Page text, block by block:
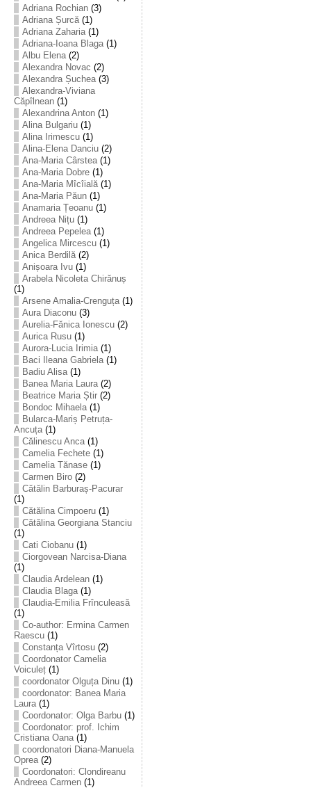
Adriana Rochian(3)
Adriana Șurcă(1)
Adriana Zaharia(1)
Adriana-Ioana Blaga(1)
Albu Elena(2)
Alexandra Novac (2)
Alexandra Șuchea(3)
Alexandra-Viviana
Căpîlnean(1)
Alexandrina Anton(1)
Alina Bulgariu(1)
Alina Irimescu(1)
Alina-Elena Danciu(2)
Ana-Maria Cârstea(1)
Ana-Maria Dobre(1)
Ana-Maria Mîcîială(1)
Ana-Maria Păun(1)
Anamaria Țeoanu(1)
Andreea Nițu(1)
Andreea Pepelea(1)
Angelica Mircescu(1)
Anica Berdilă(2)
Anișoara Ivu(1)
Arabela Nicoleta Chirănuș
(1)
Arsene Amalia-Crenguța(1)
Aura Diaconu(3)
Aurelia-Fănica Ionescu(2)
Aurica Rusu(1)
Aurora-Lucia Irimia(1)
Baci Ileana Gabriela(1)
Badiu Alisa(1)
Banea Maria Laura(2)
Beatrice Maria Știr(2)
Bondoc Mihaela(1)
Bularca-Mariș Petruța-
Ancuța(1)
Călinescu Anca(1)
Camelia Fechete(1)
Camelia Tănase(1)
Carmen Biro(2)
Cătălin Barburaș-Pacurar
(1)
Cătălina Cimpoeru(1)
Cătălina Georgiana Stanciu
(1)
Cati Ciobanu(1)
Ciorgovean Narcisa-Diana
(1)
Claudia Ardelean(1)
Claudia Blaga(1)
Claudia-Emilia Frînculeasă
(1)
Co-author: Ermina Carmen
Raescu(1)
Constanța Vîrtosu(2)
Coordonator Camelia
Voiculeț(1)
coordonator Olguța Dinu(1)
coordonator: Banea Maria
Laura(1)
Coordonator: Olga Barbu(1)
Coordonator: prof. Ichim
Cristiana Oana(1)
coordonatori Diana-Manuela
Oprea(2)
Coordonatori: Clondireanu
Andreea Carmen(1)